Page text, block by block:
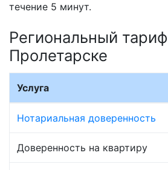
течение 5 минут.
Региональный
Пролетарске
Услуга
Нотариальная доверенность
Доверенность на квартиру